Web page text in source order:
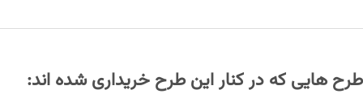
طرح هایی که در کنار این طرح خریداری شده اند: